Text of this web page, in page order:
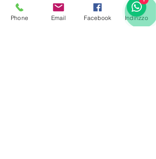
Phone Email Facebook Indirizzo